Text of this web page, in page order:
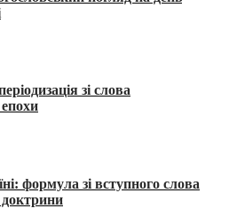
зі слова
формула зі вступного слова